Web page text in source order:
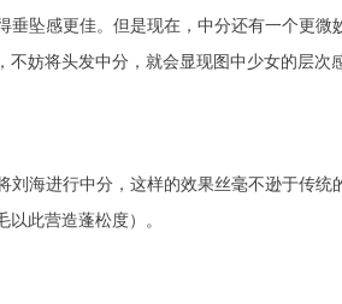
坠感更佳。但是现在，中分还有一个更微
妨将头发中分，就会显现图中少女的层次感
海进行中分，这样的效果丝毫不逊于传统
此营造蓬松度）。